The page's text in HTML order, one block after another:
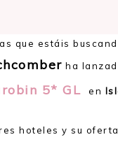
que estáis
ha
5* GL en
hoteles y su